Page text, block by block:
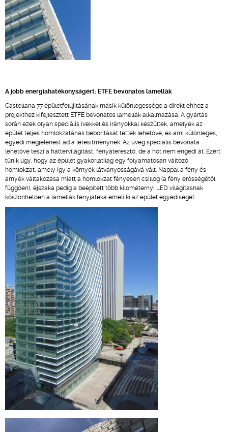
A jobb energiahatékonyságért: ETFE bevonatos lamellák
Castellana 77 épületfelújításának másik különlegessége a direkt ehhez a
projekthez kifejlesztett ETFE bevonatos lamellák alkalmazása. A gyártás
során ezek olyan speciális ívekkel és irányokkal készültek, amelyek az
épület teljes homlokzatának beborítását tették lehetővé, és ami különleges,
egyedi megjelenést ad a létesítménynek. Az üveg speciális bevonata
lehetővé teszi a háttérvilágítást, fényáteresztő, de a hőt nem engedi át. Ezért
tűnik úgy, hogy az épület gyakorlatilag egy folyamatosan változó
homlokzat, amely így a környék látványosságává vált. Nappal a fény és
árnyék váltakozása miatt a homlokzat fényesen csillog (a fény erősségétől
függően), éjszaka pedig a beépített több kilométernyi LED világításnak
köszönhetően a lamellák fényjátéka emeli ki az épület egyediségét.